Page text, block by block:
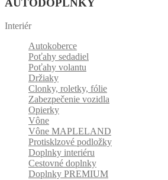
AUTODOPLNKY
Interiér
Autokoberce
Poťahy sedadiel
Poťahy volantu
Držiaky
Clonky, roletky, fólie
Zabezpečenie vozidla
Opierky
Vône
Vône MAPLELAND
Protisklzové podložky
Doplnky interiéru
Cestovné doplnky
Doplnky PREMIUM